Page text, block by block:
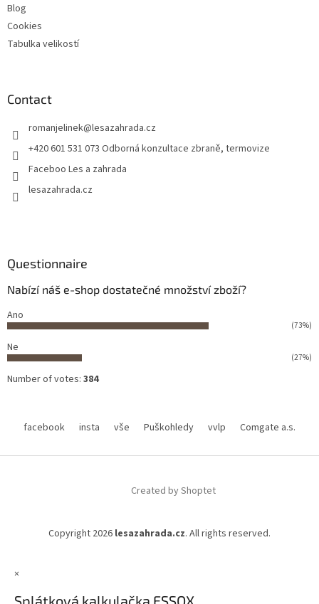
Blog
Cookies
Tabulka velikostí
Contact
romanjelinek@lesazahrada.cz
+420 601 531 073 Odborná konzultace zbraně, termovize
Faceboo Les a zahrada
lesazahrada.cz
Questionnaire
Nabízí náš e-shop dostatečné množství zboží?
Ano
(73%)
Ne
(27%)
Number of votes: 384
facebook insta vše Puškohledy vvlp Comgate a.s.
Created by Shoptet
Copyright 2026 lesazahrada.cz. All rights reserved.
×